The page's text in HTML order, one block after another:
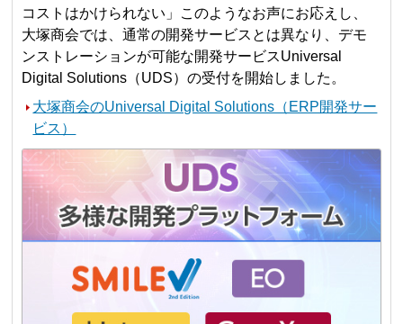
コストはかけられない」このようなお声にお応えし、
大塚商会では、通常の開発サービスとは異なり、デモ
ンストレーションが可能な開発サービスUniversal
Digital Solutions（UDS）の受付を開始しました。
大塚商会のUniversal Digital Solutions（ERP開発サー
ビス）